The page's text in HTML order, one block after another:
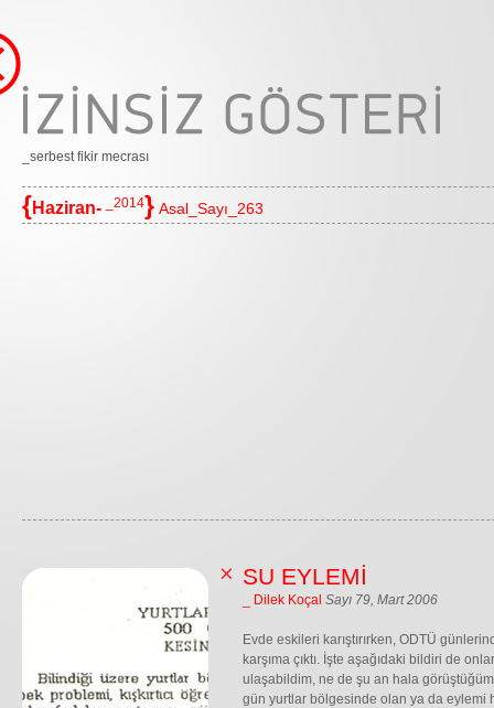
_serbest fikir mecrası
{Haziran- _2014} Asal_Sayı_263
SU EYLEMİ
_ Dilek Koçal Sayı 79, Mart 2006
Evde eskileri karıştırırken, ODTÜ
karşıma çıktı. İşte aşağıdaki bildiri de
ulaşabildim, ne de şu an hala
gün yurtlar bölgesinde olan ya da eylemi